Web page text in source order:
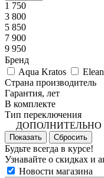
1 750
3 800
5 850
7 900
9 950
Бренд
Aqua Kratos
Страна производитель
Гарантия, лет
В комплекте
Тип переключения
ДОПОЛНИТЕЛЬНО
Показать Сбросить
Будьте всегда в курсе!
Узнавайте о скидках и
Новости магазина